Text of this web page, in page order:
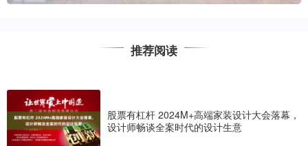
推荐阅读
股票有杠杆 2024M+高端家装设计大会落幕，
设计师畅谈全案时代的设计生意